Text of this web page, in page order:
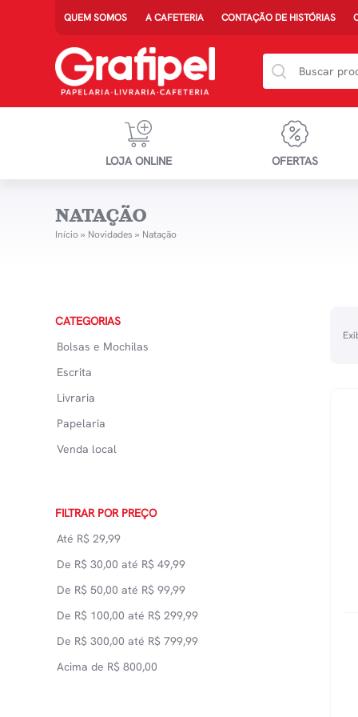
QUEM SOMOS A CAFETERIA CONTAÇÃO DE HISTÓRIAS
LOJA ONLINE OFERTAS
NATAÇÃO
Início» Novidades » Natação
CATEGORIAS
Bolsas e Mochilas
Escrita
Livraria
Papelaria
Venda local
FILTRAR POR PREÇO
Até R$ 29,99
De R$ 30,00 até R$ 49,99
De R$ 50,00 até R$ 99,99
De R$ 100,00 até R$ 299,99
De R$ 300,00 até R$ 799,99
Acima de R$ 800,00